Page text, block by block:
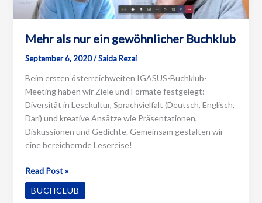
Mehr als nur ein gewöhnlicher Buchklub
September 6, 2020/Saida Rezai
Beim ersten österreichweiten IGASUS-Buchklub-
Meeting haben wir Ziele und Formate festgelegt:
Diversität in Lesekultur, Sprachvielfalt (Deutsch, Englisch,
Dari) und kreative Ansätze wie Präsentationen,
Diskussionen und Gedichte. Gemeinsam gestalten wir
eine bereichernde Lesereise!
Mehr
als
nur
Read Post »
BUCHCLUB